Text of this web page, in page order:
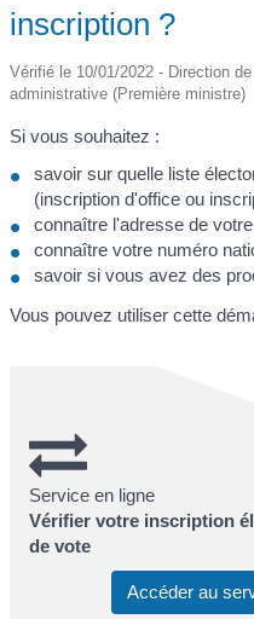
inscription ?
Vérifié le 10/01/2022 - Direction
administrative (Première ministre)
Si vous souhaitez :
savoir sur quelle liste
(inscription d'office ou
connaître l'adresse de
connaître votre numéro
savoir si vous avez des
Vous pouvez utiliser cette
Service en ligne
Vérifier votre inscription
de vote
Accéder au